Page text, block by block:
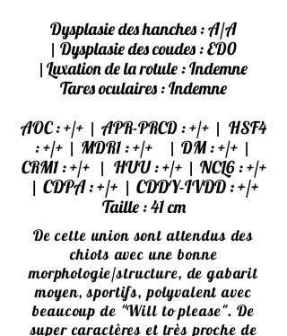
Dysplasie des hanches : A/A
| Dysplasie des coudes : ED0
| Luxation de la rotule : Indemne
Tares oculaires : Indemne
AOC : +/+ | APR-PRCD : +/+ | HSF4
: +/+ | MDR1 : +/+ | DM : +/+ |
CRM1 : +/+ | HUU : +/+ | NCL6 : +/+
| CDPA : +/+ | CDDY-IVDD : +/+
Taille : 41 cm
De cette union sont attendus des
chiots avec une bonne
morphologie/structure, de gabarit
moyen, sportifs, polyvalent avec
beaucoup de "Will to please". De
super caractères et très proche de